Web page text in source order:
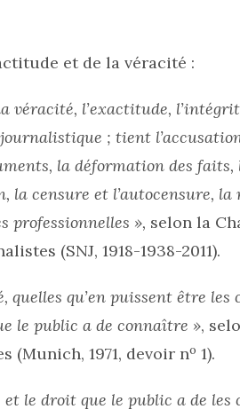
et de la véracité :
véracité, l’exactitude,
; tient
la déformation des faits,
la censure et l’autocensure,
professionnelles », selon la
(SNJ, 1918-1938-2011).
qu’en puissent être les
le public a de connaître »,
(Munich, 1971, devoir no 1).
le droit que le public a de les